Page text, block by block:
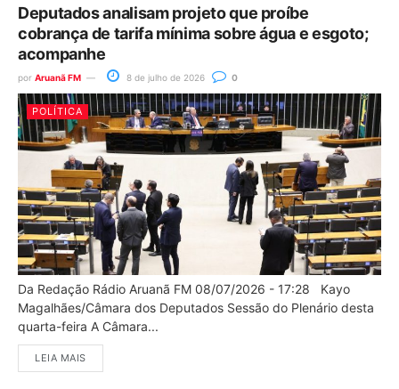
Deputados analisam projeto que proíbe
cobrança de tarifa mínima sobre água e esgoto;
acompanhe
por Aruanã FM 8 de julho de 2026 0
POLÍTICA
Da Redação Rádio Aruanã FM 08/07/2026 - 17:28 Kayo
Magalhães/Câmara dos Deputados Sessão do Plenário desta
quarta-feira A Câmara...
LEIA MAIS